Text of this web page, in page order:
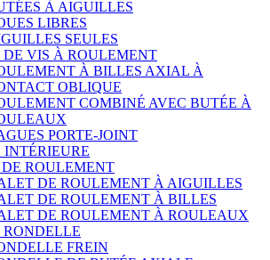
À AIGUILLES
LIBRES
SEULES
DE VIS À ROULEMENT
À BILLES AXIAL À
OBLIQUE
COMBINÉ AVEC BUTÉE À
PORTE-JOINT
INTÉRIEURE
ROULEMENT
DE ROULEMENT À AIGUILLES
DE ROULEMENT À BILLES
DE ROULEMENT À ROULEAUX
RONDELLE
FREIN